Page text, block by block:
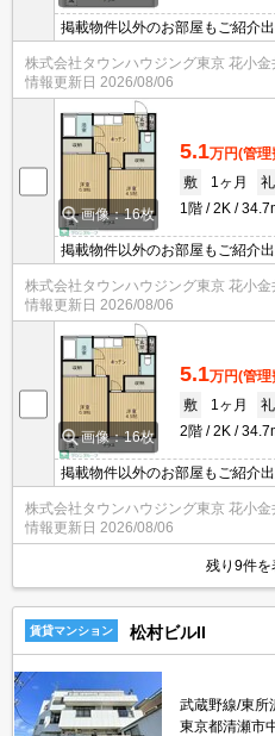
掲載物件以外のお部屋もご紹介
丁寧にご対応させていただきま
す！お気軽にお問い合わせ下さ
株式会社タウンハウジング東京 花小金
情報更新日 2026/08/06
画像：16枚
5.1万円(管理
敷
1ヶ月 礼
1階
2K
掲載物件以外のお部屋もご紹介
丁寧にご対応させていただきま
す！お気軽にお問い合わせ下さ
株式会社タウンハウジング東京 花小金
情報更新日 2026/08/06
画像：16枚
5.1万円(管理
敷
1ヶ月 礼
2階
2K
掲載物件以外のお部屋もご紹介
丁寧にご対応させていただきま
す！お気軽にお問い合わせ下さ
株式会社タウンハウジング東京 花小金
情報更新日 2026/08/06
残り9件を
賃貸マンション 松村ビルII
武蔵野線/東所
東京都清瀬市